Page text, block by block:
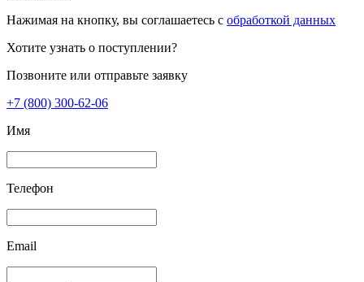
Нажимая на кнопку, вы соглашаетесь с обработкой данных
Хотите узнать о поступлении?
Позвоните или отправьте заявку
+7 (800) 300-62-06
Имя
Телефон
Email